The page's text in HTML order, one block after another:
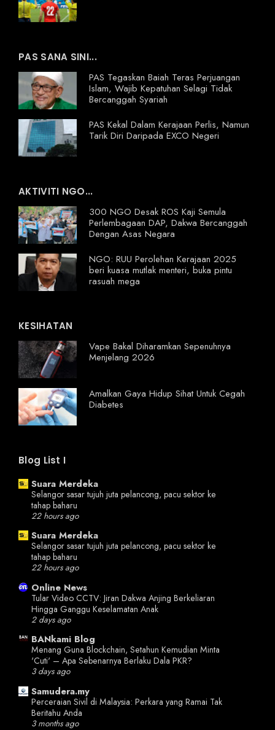
PAS SANA SINI...
PAS Tegaskan Baiah Teras Perjuangan
Islam, Wajib Kepatuhan Selagi Tidak
Bercanggah Syariah
PAS Kekal Dalam Kerajaan Perlis, Namun
Tarik Diri Daripada EXCO Negeri
AKTIVITI NGO...
300 NGO Desak ROS Kaji Semula
Perlembagaan DAP, Dakwa Bercanggah
Dengan Asas Negara
NGO: RUU Perolehan Kerajaan 2025
beri kuasa mutlak menteri, buka pintu
rasuah mega
KESIHATAN
Vape Bakal Diharamkan Sepenuhnya
Menjelang 2026
Amalkan Gaya Hidup Sihat Untuk Cegah
Diabetes
Blog List I
Suara Merdeka
Selangor sasar tujuh juta pelancong, pacu sektor ke
tahap baharu
22 hours ago
Suara Merdeka
Selangor sasar tujuh juta pelancong, pacu sektor ke
tahap baharu
22 hours ago
Online News
Tular Video CCTV: Jiran Dakwa Anjing Berkeliaran
Hingga Ganggu Keselamatan Anak
2 days ago
BANkami Blog
Menang Guna Blockchain, Setahun Kemudian Minta
'Cuti' – Apa Sebenarnya Berlaku Dala PKR?
3 days ago
Samudera.my
Perceraian Sivil di Malaysia: Perkara yang Ramai Tak
Beritahu Anda
3 months ago